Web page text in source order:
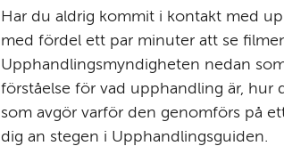
Har du aldrig kommit i kontakt med
med fördel ett par minuter att se
Upphandlingsmyndigheten nedan
förståelse för vad upphandling är, hur
som avgör varför den genomförs på
dig an stegen i Upphandlingsguiden.